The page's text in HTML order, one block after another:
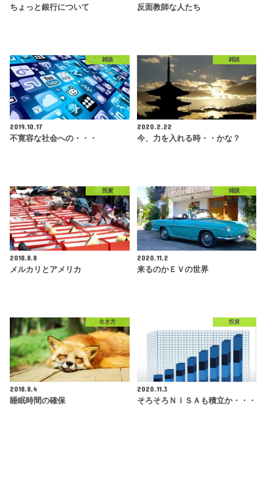
ちょっと銀行について
反面教師な人たち
雑談
2019.10.17
不寛容な社会への・・・
雑談
2020.2.22
今、力を入れる時・・かな？
投資
2018.8.8
メルカリとアメリカ
雑談
2020.11.2
来るのかＥＶの世界
生き方
2018.8.4
睡眠時間の確保
投資
2020.11.3
そろそろＮＩＳＡも積立か・・・